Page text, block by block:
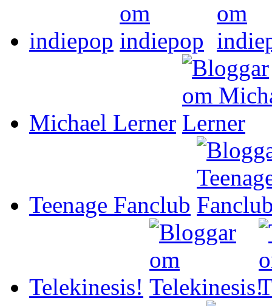
indiepop
Michael Lerner
Teenage Fanclub
Telekinesis!